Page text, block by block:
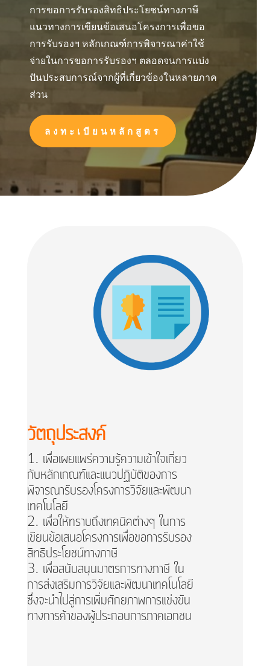
การขอการรับรองสิทธิประโยชน์ทางภาษี
แนวทางการเขียนข้อเสนอโครงการเพื่อขอ
การรับรองฯ หลักเกณฑ์การพิจารณาค่าใช้
จ่ายในการขอการรับรองฯ ตลอดจนการแบ่ง
ปันประสบการณ์จากผู้ที่เกี่ยวข้องในหลายภาค
ส่วน
ลงทะเบียนหลักสูตร
วัตถุประสงค์
เพื่อเผยแพร่ความรู้ความเข้าใจเกี่ยว
กับหลักเกณฑ์และแนวปฏิบัติของการ
พิจารณารับรองโครงการวิจัยและพัฒนา
เทคโนโลยี
เพื่อให้ทราบถึงเทคนิคต่างๆ ในการ
เขียนข้อเสนอโครงการเพื่อขอการรับรอง
สิทธิประโยชน์ทางภาษี
เพื่อสนับสนุนมาตรการทางภาษี ใน
การส่งเสริมการวิจัยและพัฒนาเทคโนโลยี
ซึ่งจะนำไปสู่การเพิ่มศักยภาพการแข่งขัน
ทางการค้าของผู้ประกอบการภาคเอกชน